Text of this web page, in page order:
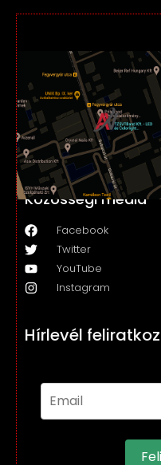
Közösségi média
Facebook
Twitter
YouTube
Instagram
Hírlevél